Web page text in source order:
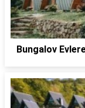
Bungalov